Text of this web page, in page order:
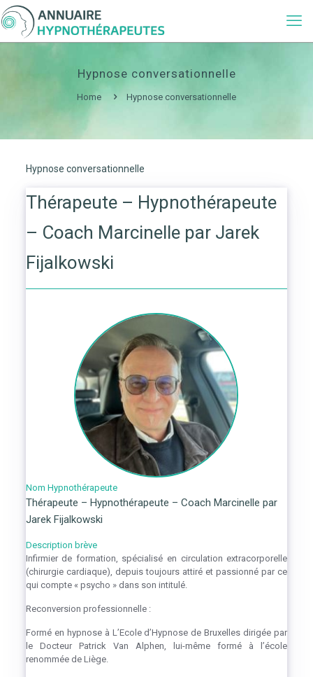
Hypnose conversationnelle
Home Hypnose conversationnelle
Hypnose conversationnelle
Thérapeute – Hypnothérapeute
– Coach Marcinelle par Jarek
Fijalkowski
Nom Hypnothérapeute
Thérapeute – Hypnothérapeute – Coach Marcinelle par
Jarek Fijalkowski
Description brève
Infirmier de formation, spécialisé en circulation extracorporelle
(chirurgie cardiaque), depuis toujours attiré et passionné par ce
qui compte « psycho » dans son intitulé.
Reconversion professionnelle :
Formé en hypnose à L’Ecole d’Hypnose de Bruxelles dirigée par
le Docteur Patrick Van Alphen, lui-même formé à l’école
renommée de Liège.